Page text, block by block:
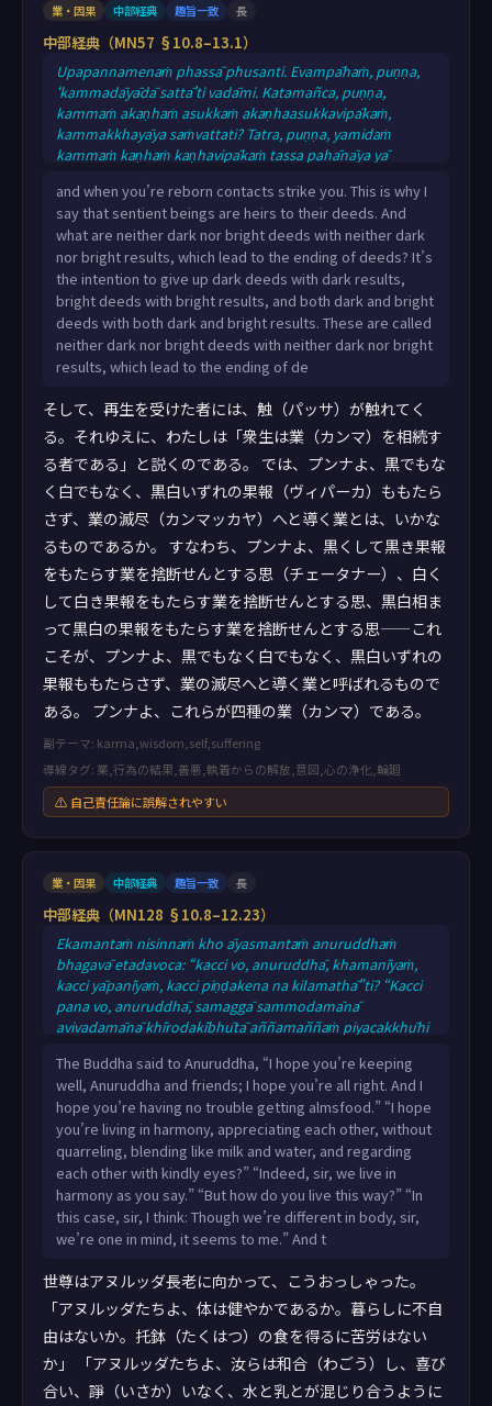
業・因果 中部経典 趣旨一致 長
中部経典（MN57 §10.8–13.1）
Upapannamenaṁ phassā phusanti. Evampāhaṁ, puṇṇa,
‘kammadāyādā sattā’ti vadāmi. Katamañca, puṇṇa,
kammaṁ akaṇhaṁ asukkaṁ akaṇhaasukkavipākaṁ,
kammakkhayāya saṁvattati? Tatra, puṇṇa, yamidaṁ
kammaṁ kaṇhaṁ kaṇhavipākaṁ tassa pahānāya yā
pahānāya yā cetanā, yamidaṁ kammaṁ kaṇhasukkaṁ
kaṇhasukkavipākaṁ tassa pahānāya yā cetanā— idaṁ
vuccati, puṇṇa, kammaṁ akaṇhaṁ asukkaṁ
akaṇhaasukkavipākaṁ, kammakkhayāya saṁvattatīti.
Imāni kho, puṇṇa, cattāri kammāni
and when you’re reborn contacts strike you. This is why I
say that sentient beings are heirs to their deeds. And
what are neither dark nor bright deeds with neither dark
nor bright results, which lead to the ending of deeds? It’s
the intention to give up dark deeds with dark results,
bright deeds with bright results, and both dark and bright
deeds with both dark and bright results. These are called
neither dark nor bright deeds with neither dark nor bright
results, which lead to the ending of de
そして、再生を受けた者には、触（パッサ）が触れてく
る。それゆえに、わたしは「衆生は業（カンマ）を相続す
る者である」と説くのである。 では、プンナよ、黒でもな
く白でもなく、黒白いずれの果報（ヴィパーカ）ももたら
さず、業の滅尽（カンマッカヤ）へと導く業とは、いかな
るものであるか。 すなわち、プンナよ、黒くして黒き果報
をもたらす業を捨断せんとする思（チェータナー）、白く
して白き果報をもたらす業を捨断せんとする思、黒白相ま
って黒白の果報をもたらす業を捨断せんとする思——これ
こそが、プンナよ、黒でもなく白でもなく、黒白いずれの
果報ももたらさず、業の滅尽へと導く業と呼ばれるもので
ある。 プンナよ、これらが四種の業（カンマ）である。
副テーマ: karma,wisdom,self,suffering
導線タグ: 業,行為の結果,善悪,執着からの解放,意図,心の浄化,輪廻
⚠ 自己責任論に誤解されやすい
業・因果 中部経典 趣旨一致 長
中部経典（MN128 §10.8–12.23）
Ekamantaṁ nisinnaṁ kho āyasmantaṁ anuruddhaṁ
bhagavā etadavoca: “kacci vo, anuruddhā, khamanīyaṁ,
kacci yāpanīyaṁ, kacci piṇḍakena na kilamathā”ti? “Kacci
pana vo, anuruddhā, samaggā sammodamānā
avivadamānā khīrodakībhūtā aññamaññaṁ piyacakkhūhi
samaggā sammodamānā avivadamānā khīrodakībhūtā
aññamaññaṁ piyacakkhūhi sampassantā viharāmā”ti.
“Yathā kathaṁ pana tumhe, anuruddhā, samaggā
sammodamānā avivadamānā khīrodakībhūtā
aññamaññaṁ piyacakkhūhi s
The Buddha said to Anuruddha, “I hope you’re keeping
well, Anuruddha and friends; I hope you’re all right. And I
hope you’re having no trouble getting almsfood.” “I hope
you’re living in harmony, appreciating each other, without
quarreling, blending like milk and water, and regarding
each other with kindly eyes?” “Indeed, sir, we live in
harmony as you say.” “But how do you live this way?” “In
this case, sir, I think: Though we’re different in body, sir,
we’re one in mind, it seems to me.” And t
世尊はアヌルッダ長老に向かって、こうおっしゃった。
「アヌルッダたちよ、体は健やかであるか。暮らしに不自
由はないか。托鉢（たくはつ）の食を得るに苦労はない
か」 「アヌルッダたちよ、汝らは和合（わごう）し、喜び
合い、諍（いさか）いなく、水と乳とが混じり合うように